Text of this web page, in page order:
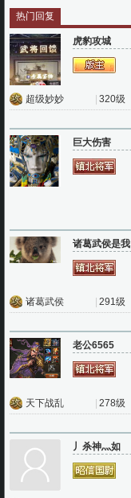
热门回复
虎豹攻城
超级妙妙 320级
巨大伤害
诸葛武侯是我
诸葛武侯 291级
老公6565
天下战乱 278级
丿杀神灬如